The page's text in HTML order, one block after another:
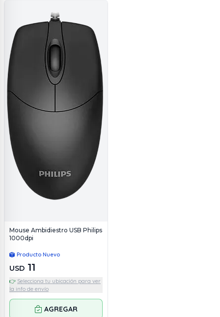
Mouse Ambidiestro USB Philips
1000dpi
Producto Nuevo
USD 11
👉 Selecciona tu ubicación para ver
la info de envío
AGREGAR